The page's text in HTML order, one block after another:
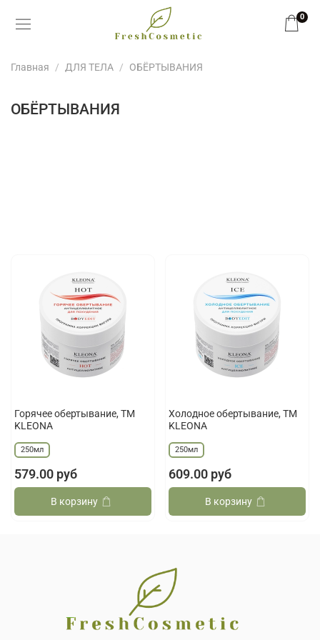
0
Главная ДЛЯ ТЕЛА ОБЁРТЫВАНИЯ
ОБЁРТЫВАНИЯ
Горячее обертывание, ТМ
KLEONA
250мл
579.00 руб
В корзину
Холодное обертывание, ТМ
KLEONA
250мл
609.00 руб
В корзину